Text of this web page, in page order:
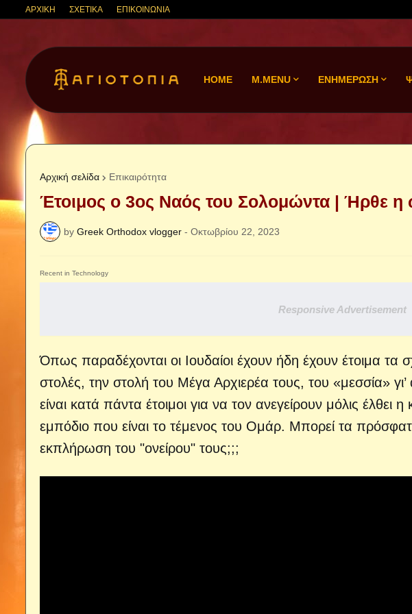
ΑΡΧΙΚΗ ΣΧΕΤΙΚΑ ΕΠΙΚΟΙΝΩΝΙΑ
HOME M.MENU ΕΝΗΜΕΡΩΣΗ
Αρχική σελίδα Επικαιρότητα
Έτοιμος ο 3ος Ναός του Σολομώντα | Ήρθε η
by Greek Orthodox vlogger - Οκτωβρίου 22, 2023
Recent in Technology
Responsive Advertisement
Όπως παραδέχονται οι Ιουδαίοι έχουν ήδη έχουν έτοιμα τα
στολές, την στολή του Μέγα Αρχιερέα τους, του «μεσσία» γι’
είναι κατά πάντα έτοιμοι για να τον ανεγείρουν μόλις
εμπόδιο που είναι το τέμενος του Ομάρ. Μπορεί τα
εκπλήρωση του "ονείρου" τους;;;